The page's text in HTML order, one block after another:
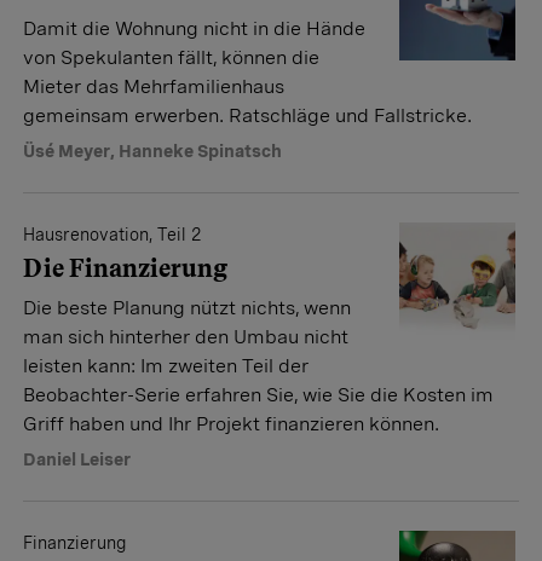
Damit die Wohnung nicht in die Hände
von Spekulanten fällt, können die
Mieter das Mehrfamilienhaus
gemeinsam erwerben. Ratschläge und Fallstricke.
Üsé Meyer, Hanneke Spinatsch
Hausrenovation, Teil 2
Die Finanzierung
Die beste Planung nützt nichts, wenn
man sich hinterher den Umbau nicht
leisten kann: Im zweiten Teil der
Beobachter-Serie erfahren Sie, wie Sie die Kosten im
Griff haben und Ihr Projekt finanzieren können.
Daniel Leiser
Finanzierung